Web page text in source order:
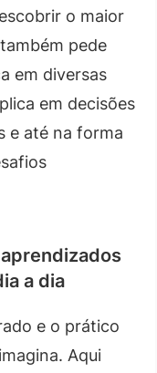
o maior
pede
em diversas
em decisões
e até na forma
a dia
e o prático
Aqui